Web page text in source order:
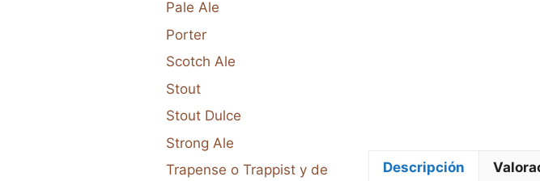
Descripción
Pale Ale
Porter
Scotch Ale
Stout
Stout Dulce
Strong Ale
Trapense o Trappist y de